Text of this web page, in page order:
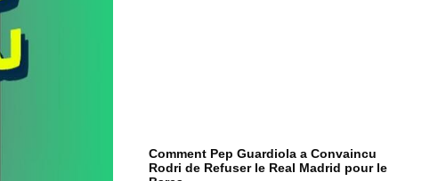
Comment Pep Guardiola a Convaincu
Rodri de Refuser le Real Madrid pour le